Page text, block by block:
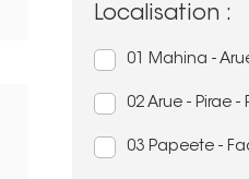
Localisation :
01 Mahina -
02 Arue - Pirae
03 Papeete -